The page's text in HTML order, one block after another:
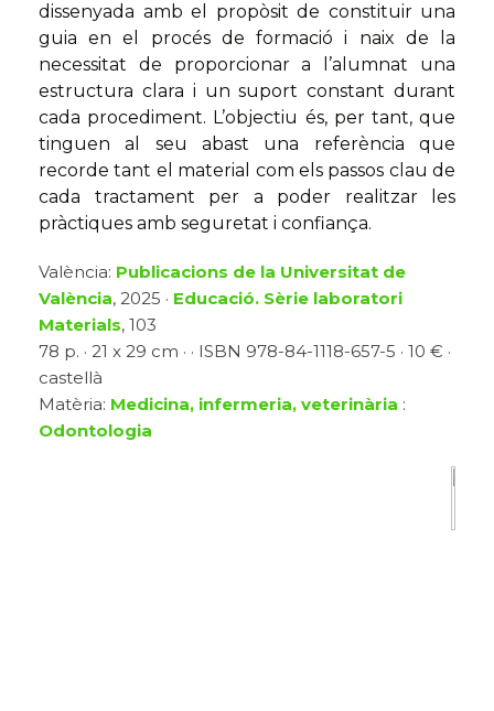
dissenyada amb el propòsit de constituir una
guia en el procés de formació i naix de la
necessitat de proporcionar a l’alumnat una
estructura clara i un suport constant durant
cada procediment. L’objectiu és, per tant, que
tinguen al seu abast una referència que
recorde tant el material com els passos clau de
cada tractament per a poder realitzar les
pràctiques amb seguretat i confiança.
València: Publicacions de la Universitat de
València, 2025 · Educació. Sèrie laboratori
Materials, 103
78 p. · 21 x 29 cm · · ISBN 978-84-1118-657-5 · 10 € ·
castellà
Matèria: Medicina, infermeria, veterinària :
Odontologia